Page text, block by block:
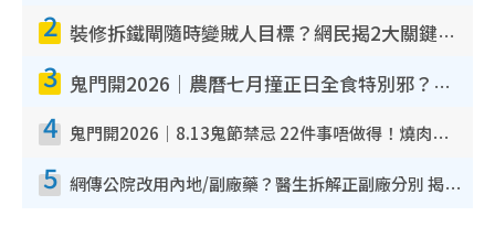
2 裝修拆鐵閘隨時變賊人目標？網民揭2大關鍵用途：裝新式等於白裝？附新舊鐵閘分別
3 鬼門開2026｜農曆七月撞正日全食特別邪？專家警告切忌做一事！揭4大禁忌+2招保平安
4 鬼門開2026｜8.13鬼節禁忌 22件事唔做得！燒肉、刺身要少食？半夜勿吹口哨/打呢個電話
5 網傳公院改用內地/副廠藥？醫生拆解正副廠分別 揭4類人換藥隨時出事